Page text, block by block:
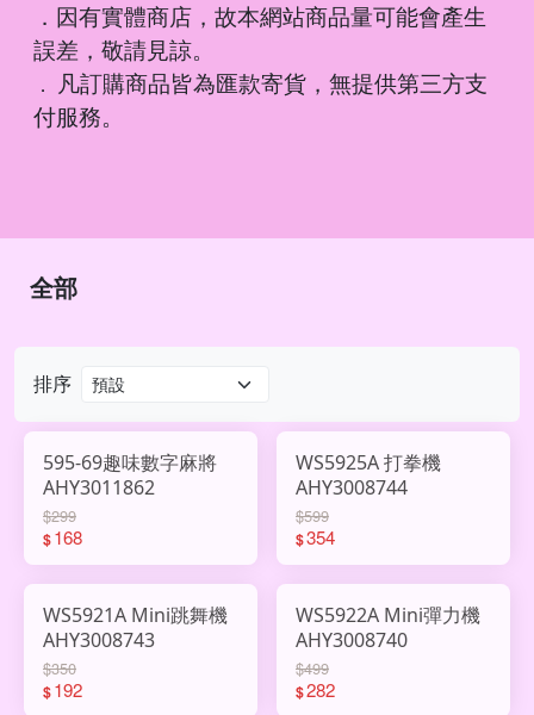
．因有實體商店，故本網站商品量可能會產生
誤差，敬請見諒。
． 凡訂購商品皆為匯款寄貨，無提供第三方支
付服務。
排序
595-69趣味數字麻將
AHY3011862
$299
$168
WS5925A 打拳機
AHY3008744
$599
$354
WS5921A Mini跳舞機
AHY3008743
$350
$192
WS5922A Mini彈力機
AHY3008740
$499
$282
全部